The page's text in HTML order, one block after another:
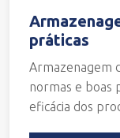
práticas
Armazenagem
normas e boas
eficácia dos